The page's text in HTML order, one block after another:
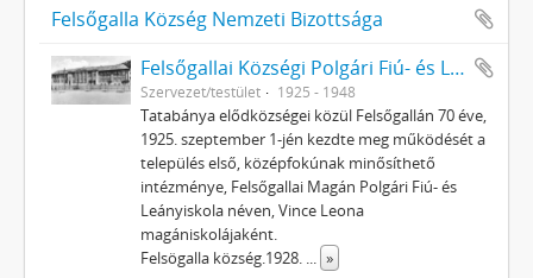
Felsőgalla Község Nemzeti Bizottsága
Felsőgallai Községi Polgári Fiú- és Leányiskola
Szervezet/testület 1925 - 1948
Tatabánya elődközségei közül Felsőgallán 70 éve,
1925. szeptember 1-jén kezdte meg működését a
település első, középfokúnak minősíthető
intézménye, Felsőgallai Magán Polgári Fiú- és
Leányiskola néven, Vince Leona
magániskolájaként.
Felsögalla község.1928. ... »